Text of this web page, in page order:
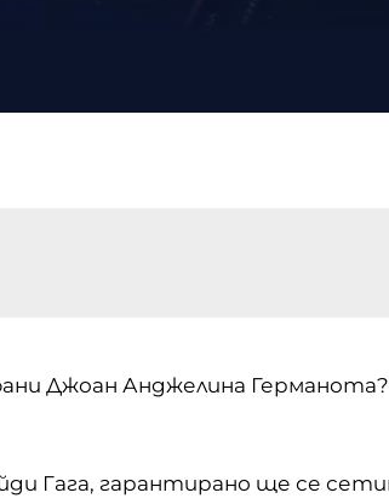
Джоан Анджелина
Гага, гарантирано ще се